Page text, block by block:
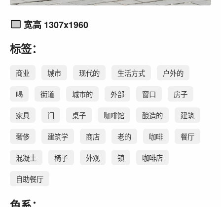
宽高 1307x1960
标签：
商业 城市 现代的 生活方式 户外的
喝 街道 城市的 外部 窗口 房子
家具 门 桌子 咖啡馆 酿造的 建筑
奢侈 建筑学 商店 老的 咖啡 餐厅
混凝土 椅子 外观 镇 咖啡店
自助餐厅